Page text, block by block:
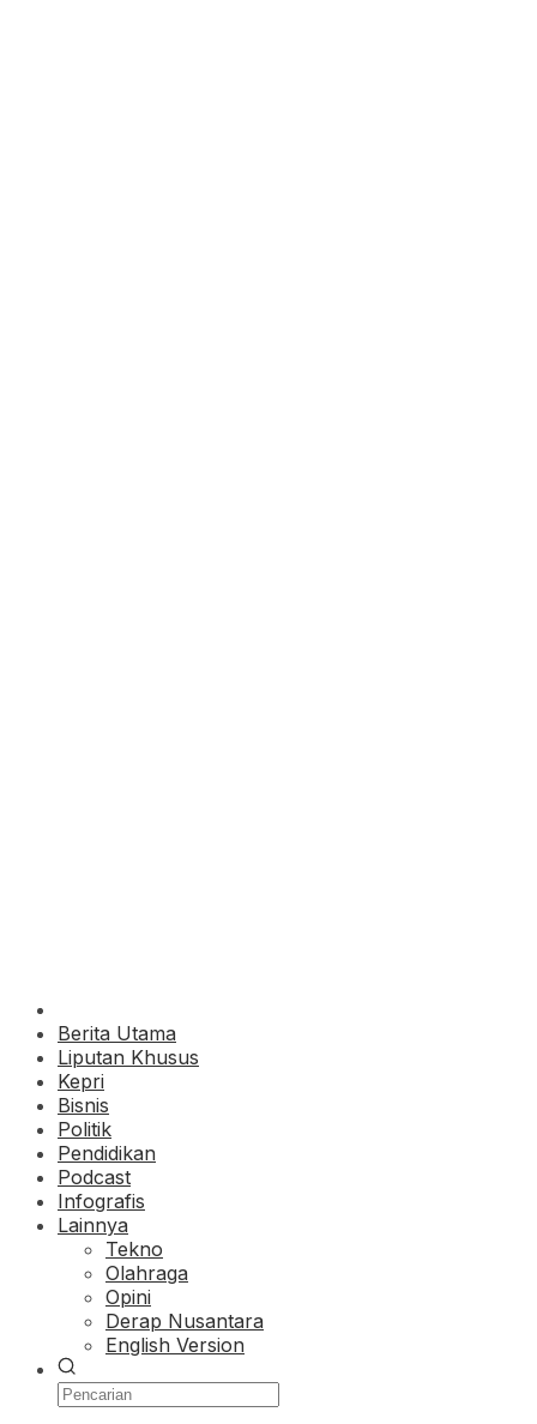
Berita Utama
Liputan Khusus
Kepri
Bisnis
Politik
Pendidikan
Podcast
Infografis
Lainnya
Tekno
Olahraga
Opini
Derap Nusantara
English Version